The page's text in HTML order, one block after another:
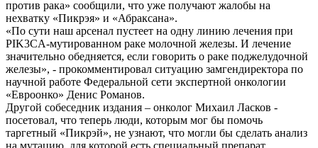
против рака» сообщили, что уже получают жалобы на
нехватку «Пикрэя» и «Абраксана».
«По сути наш арсенал пустеет на одну линию лечения при
PIK3CA-мутированном раке молочной железы. И лечение
значительно обедняется, если говорить о раке поджелудочной
железы», - прокомментировал ситуацию замгендиректора по
научной работе Федеральной сети экспертной онкологии
«Евроонко» Денис Романов.
Другой собеседник издания – онколог Михаил Ласков -
посетовал, что теперь люди, которым мог бы помочь
таргетный «Пикрэй», не узнают, что могли бы сделать анализ
на мутацию, для которой есть специальный препарат.